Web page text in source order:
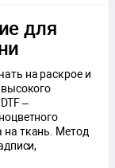
для
на раскрое и
–
на ткань. Метод